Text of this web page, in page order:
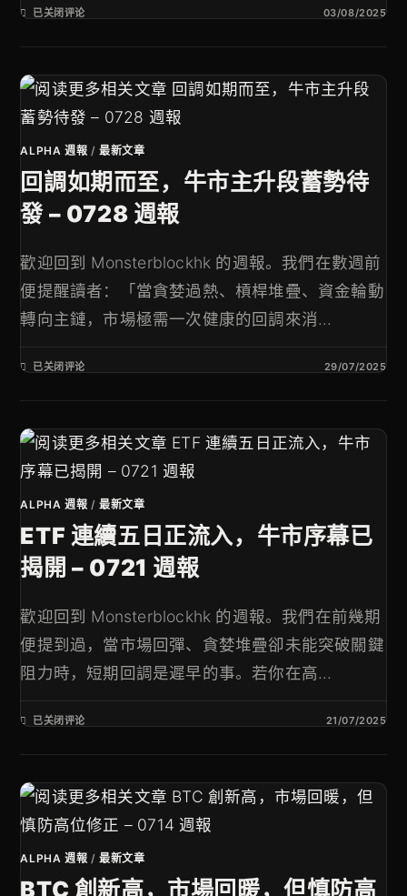
已关闭评论 03/08/2025
ALPHA 週報 /最新文章
回調如期而至，牛市主升段蓄勢待
發 – 0728 週報
歡迎回到 Monsterblockhk 的週報。我們在數週前
便提醒讀者：「當貪婪過熱、槓桿堆疊、資金輪動
轉向主鏈，市場極需一次健康的回調來消...
已关闭评论 29/07/2025
ALPHA 週報 /最新文章
ETF 連續五日正流入，牛市序幕已
揭開 – 0721 週報
歡迎回到 Monsterblockhk 的週報。我們在前幾期
便提到過，當市場回彈、貪婪堆疊卻未能突破關鍵
阻力時，短期回調是遲早的事。若你在高...
已关闭评论 21/07/2025
ALPHA 週報 /最新文章
BTC 創新高，市場回暖，但慎防高